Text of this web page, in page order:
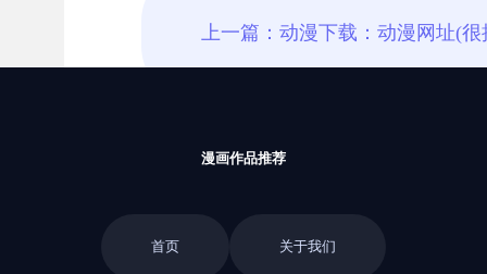
漫画作品推荐
首页 关于我们